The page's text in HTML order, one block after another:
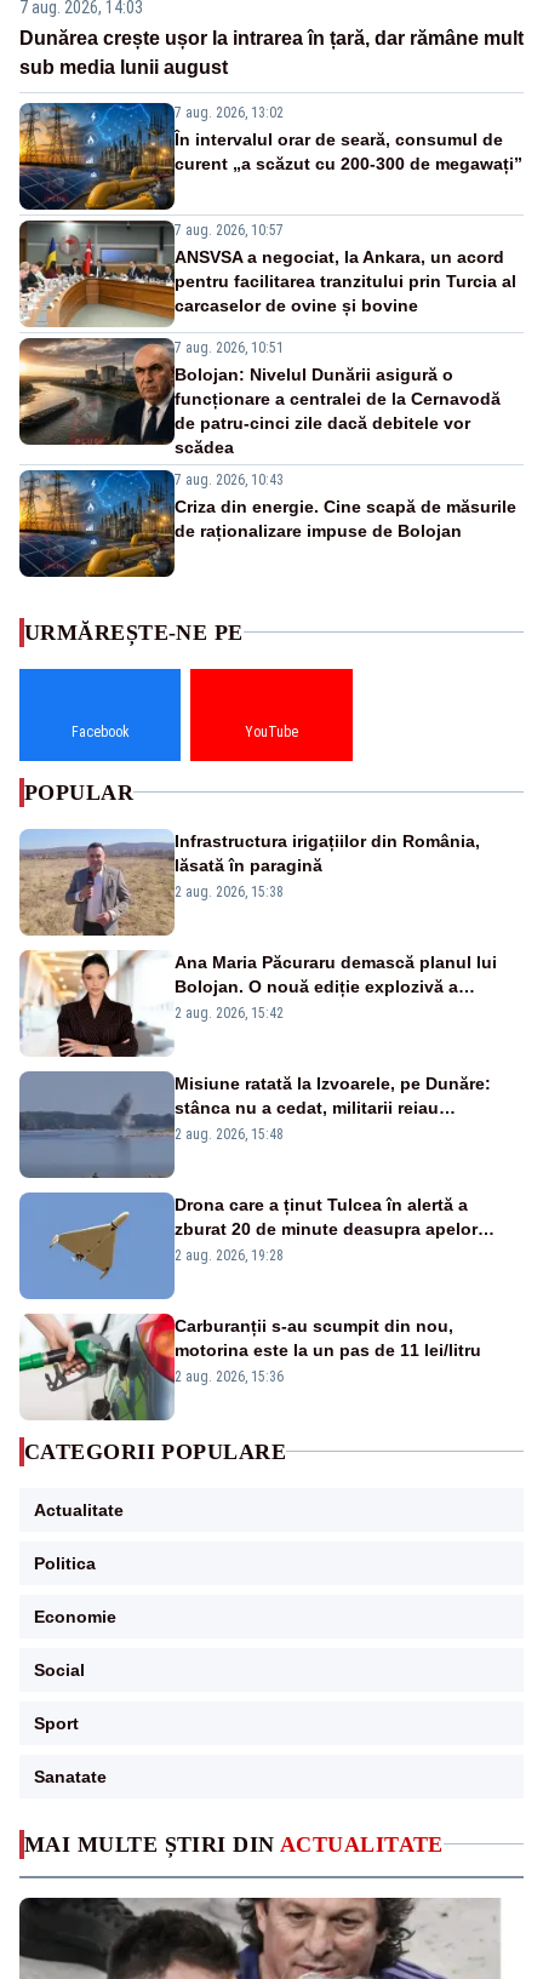
7 aug. 2026, 14:03
Dunărea crește ușor la intrarea în țară, dar rămâne mult
sub media lunii august
7 aug. 2026, 13:02
În intervalul orar de seară, consumul de
curent „a scăzut cu 200-300 de megawați”
7 aug. 2026, 10:57
ANSVSA a negociat, la Ankara, un acord
pentru facilitarea tranzitului prin Turcia al
carcaselor de ovine și bovine
7 aug. 2026, 10:51
Bolojan: Nivelul Dunării asigură o
funcționare a centralei de la Cernavodă
de patru-cinci zile dacă debitele vor
scădea
7 aug. 2026, 10:43
Criza din energie. Cine scapă de măsurile
de raționalizare impuse de Bolojan
MAI MULTE ȘTIRI DIN ACTUALITATE
URMĂREȘTE-NE PE
Facebook YouTube
POPULAR
Infrastructura irigațiilor din România,
lăsată în paragină
2 aug. 2026, 15:38
Ana Maria Păcuraru demască planul lui
Bolojan. O nouă ediție explozivă a
emisiunii „Miza Zilei” la Realitatea PLUS
2 aug. 2026, 15:42
Misiune ratată la Izvoarele, pe Dunăre:
stânca nu a cedat, militarii reiau
detonările luni – VIDEO
2 aug. 2026, 15:48
Drona care a ținut Tulcea în alertă a
zburat 20 de minute deasupra apelor
României. Au fost ridicate două F-16
2 aug. 2026, 19:28
Carburanții s-au scumpit din nou,
motorina este la un pas de 11 lei/litru
2 aug. 2026, 15:36
CATEGORII POPULARE
Actualitate
Politica
Economie
Social
Sport
Sanatate